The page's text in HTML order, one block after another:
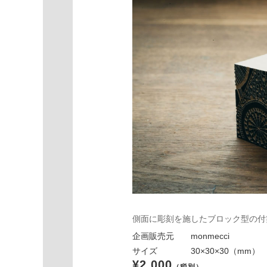
側面に彫刻を施したブロック型の
企画販売元 monmecci
サイズ 30×30×30（mm）